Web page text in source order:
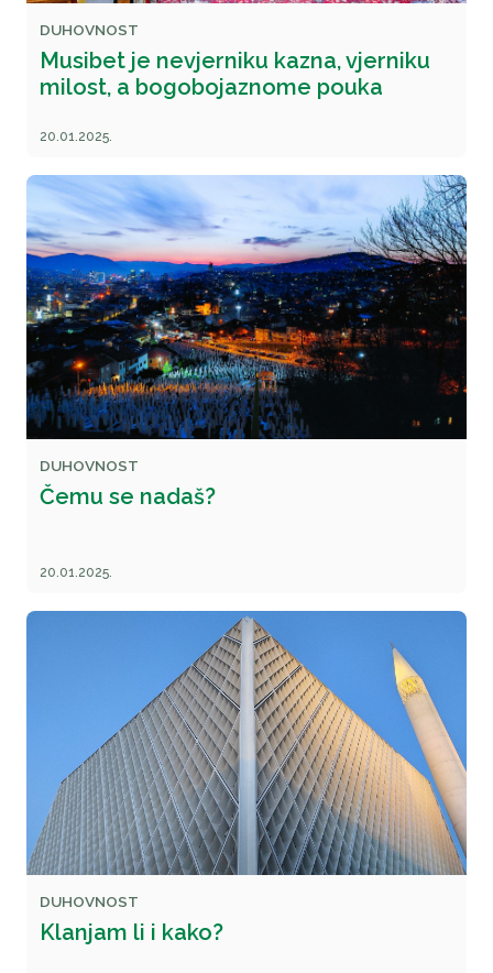
DUHOVNOST
Musibet je nevjerniku kazna, vjerniku
milost, a bogobojaznome pouka
20.01.2025.
DUHOVNOST
Čemu se nadaš?
20.01.2025.
DUHOVNOST
Klanjam li i kako?